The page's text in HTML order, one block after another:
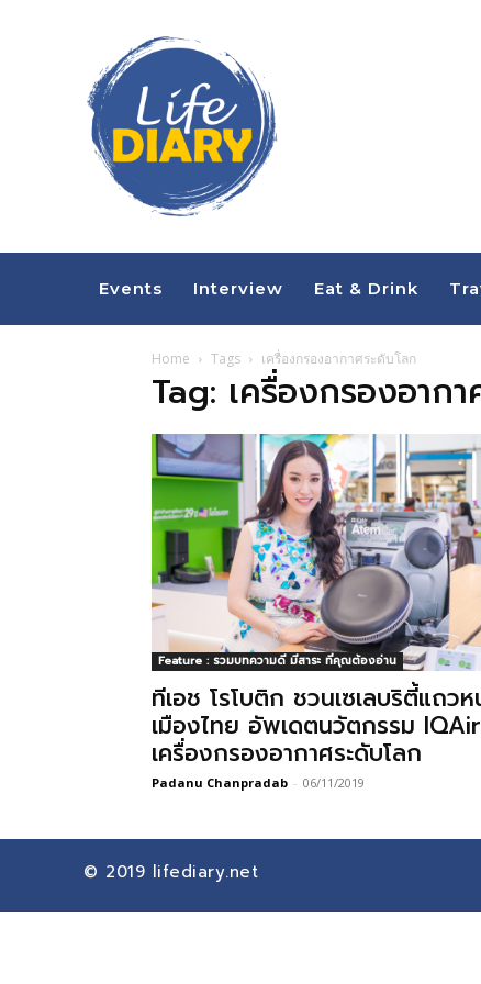
Events Interview Eat & Drink
Home Tags เครื่องกรองอากาศระดับโลก
Tag: เครื่องกรองอากา
Feature : รวมบทความดี มีสาระ ที่คุณต้องอ่าน
ทีเอช โรโบติก ชวนเซเลบริตี้แถวห
เมืองไทย อัพเดตนวัตกรรม IQAir
เครื่องกรองอากาศระดับโลก
Padanu Chanpradab - 06/11/2019
© 2019 lifediary.net